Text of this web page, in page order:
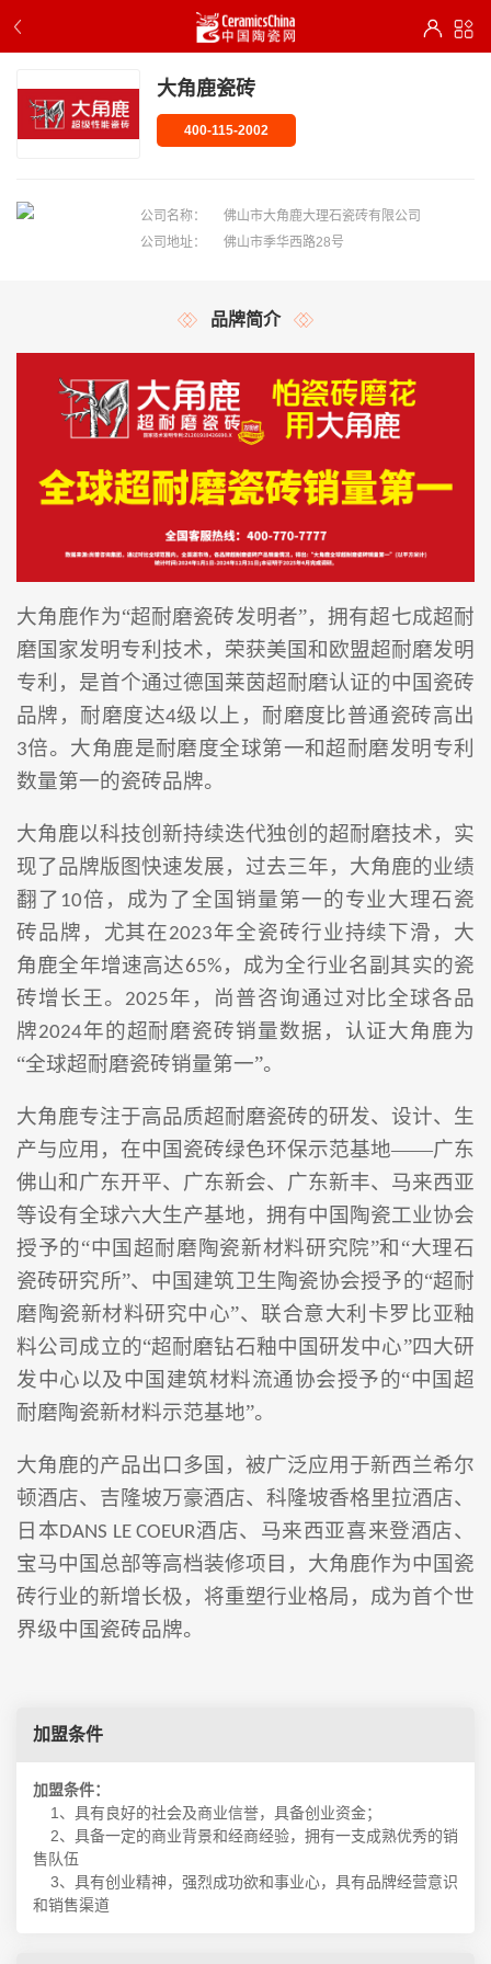
大角鹿瓷砖
400-115-2002
公司名称：
佛山市大角鹿大理石瓷砖有限公司
公司地址：
佛山市季华西路28号
品牌简介
大角鹿作为“超耐磨瓷砖发明者”，拥有超七成超耐
磨国家发明专利 技术， 荣获美国和欧盟超耐磨发明
专利，是首个通过德国莱茵超耐磨认证的中国瓷砖
品牌 ， 耐磨度达4级以上，耐磨度比普通瓷砖高出
3倍。大角鹿是耐磨度全球第一和超耐磨发明专利
数量第一的瓷砖品牌。
大角鹿以科技创新持续迭代独创的超耐磨技术，实
现了品牌版图快速发展，过去三年，大角鹿的业绩
翻了 10倍，成为了全国销量第一的专业大理石瓷
砖品牌，尤其在2023年全瓷砖行业持续下滑 ，大
角鹿全年增速高达65% ，成为全行业名副其实的瓷
砖增长王。 2025年， 尚普咨询通过对比全球各品
牌2024年的超耐磨瓷砖销量数据，认证大角鹿为
“全球超耐磨瓷砖销量第一”。
大角鹿专注于高品质超耐磨瓷砖的研发、设计、生
产与应用，在中国瓷砖绿色环保示范基地——广东
佛山和广东开平、 广东新会、广东新丰、 马来西亚
等设有全球六大生产基地，拥有中国陶瓷工业协会
授予的“中国超耐磨陶瓷新材料研究院”和“大理石
瓷砖研究所”、中国建筑卫生陶瓷协会授予的“超耐
磨陶瓷新材料研究中心”、 联合意大利卡罗比亚釉
料公司成立的“超耐磨钻石釉中国研发中心”四大研
发中心以及中国建筑材料流通协会授予的“中国超
耐磨陶瓷新材料示范基地”。
大角鹿的产品出口多国，被广泛应用于新西兰希尔
顿酒店、吉隆坡万豪酒店、科隆坡香格里拉酒店、
日本 DANS LE COEUR酒店、马来西亚喜来登酒店、
宝马中国总部等高档装修项目，大角鹿作为中国瓷
砖行业的新增长极，将重塑行业格局，成为首个世
界级中国瓷砖品牌。
加盟条件
加盟条件：
1、具有良好的社会及商业信誉，具备创业资金；
2、具备一定的商业背景和经商经验，拥有一支成熟优秀的销
售队伍
3、具有创业精神，强烈成功欲和事业心，具有品牌经营意识
和销售渠道